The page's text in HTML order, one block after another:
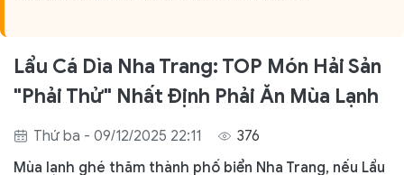
Lẩu Cá Dìa Nha Trang: TOP Món Hải Sản
"Phải Thử" Nhất Định Phải Ăn Mùa Lạnh
Thứ ba - 09/12/2025 22:11
376
Mùa lạnh ghé thăm thành phố biển Nha Trang, nếu Lẩu